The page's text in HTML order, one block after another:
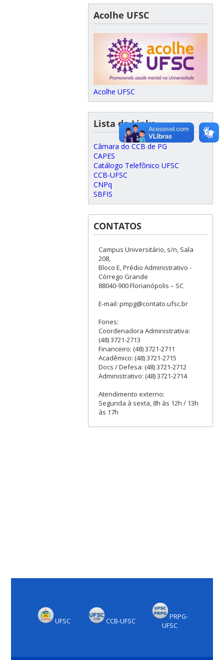
Acolhe UFSC
Acolhe UFSC
Lista de Links
Câmara do CCB de PG
CAPES
Catálogo Telefônico UFSC
CCB-UFSC
CNPq
SBFIS
CONTATOS
Campus Universitário, s/n, Sala
208,
Bloco E, Prédio Administrativo -
Córrego Grande
88040-900 Florianópolis – SC
E-mail: pmpg@contato.ufsc.br
Fones:
Coordenadora Administrativa:
(48) 3721-2713
Financeiro: (48) 3721-2711
Acadêmico: (48) 3721-2715
Docs / Defesa: (48) 3721-2712
Administrativo: (48) 3721-2714
Atendimento externo:
Segunda à sexta, 8h às 12h / 13h
às 17h
UFSC CCB-UFSC
PRPG-
UFSC